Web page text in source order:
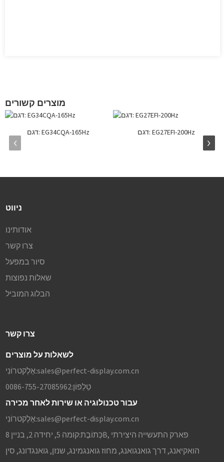
מוצרים קשורים
דגם: EG34CQA-165Hz דגם: EG27EFI-200Hz
ניווט
אודותינו
צרו קשר
סיור במפעל
שאלות נפוצות
הבלוג המוביל
צרו קשר
לשאלות על מוצרים
אֶלֶקטרוֹנִי:sales@perfect-display.com.cn
טֵלֵפוֹן:0086-755-27085962
עבור טכנולוגיה או שירות לאחר מכירה
אֶלֶקטרוֹנִי:sales@perfect-display.com.cn
כְּתוֹבֶת:
קומה 5, יחידה 2, בניין 8B, פארק התעשייה היצירתי
הואקיאנג, דרך גואנגואנג, מחוז גואנגמינג, שנזן, גואנגדונג, סין